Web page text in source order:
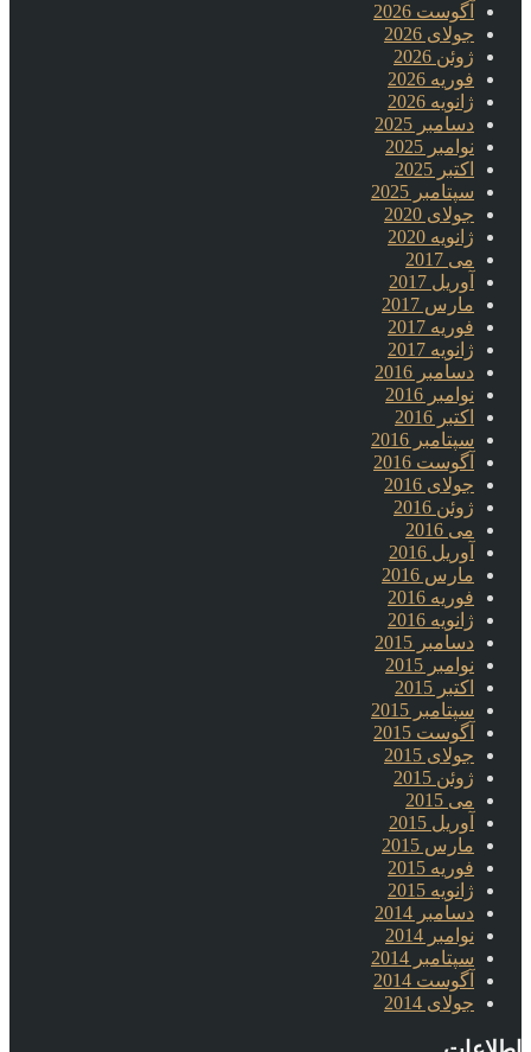
آگوست 2026
جولای 2026
ژوئن 2026
فوریه 2026
ژانویه 2026
دسامبر 2025
نوامبر 2025
اکتبر 2025
سپتامبر 2025
جولای 2020
ژانویه 2020
می 2017
آوریل 2017
مارس 2017
فوریه 2017
ژانویه 2017
دسامبر 2016
نوامبر 2016
اکتبر 2016
سپتامبر 2016
آگوست 2016
جولای 2016
ژوئن 2016
می 2016
آوریل 2016
مارس 2016
فوریه 2016
ژانویه 2016
دسامبر 2015
نوامبر 2015
اکتبر 2015
سپتامبر 2015
آگوست 2015
جولای 2015
ژوئن 2015
می 2015
آوریل 2015
مارس 2015
فوریه 2015
ژانویه 2015
دسامبر 2014
نوامبر 2014
سپتامبر 2014
آگوست 2014
جولای 2014